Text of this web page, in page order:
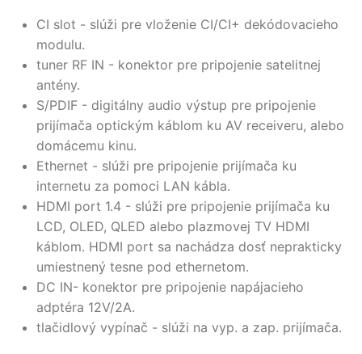
CI slot - slúži pre vloženie CI/CI+ dekódovacieho
modulu.
tuner RF IN - konektor pre pripojenie satelitnej
antény.
S/PDIF - digitálny audio výstup pre pripojenie
prijímača optickým káblom ku AV receiveru, alebo
domácemu kinu.
Ethernet - slúži pre pripojenie prijímača ku
internetu za pomoci LAN kábla.
HDMI port 1.4 - slúži pre pripojenie prijímača ku
LCD, OLED, QLED alebo plazmovej TV HDMI
káblom. HDMI port sa nachádza dosť neprakticky
umiestnený tesne pod ethernetom.
DC IN- konektor pre pripojenie napájacieho
adptéra 12V/2A.
tlačidlový vypínač - slúži na vyp. a zap. prijímača.